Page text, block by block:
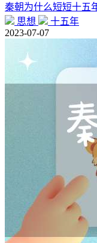
秦朝为什么短短十五
思想
十五年
2023-07-07